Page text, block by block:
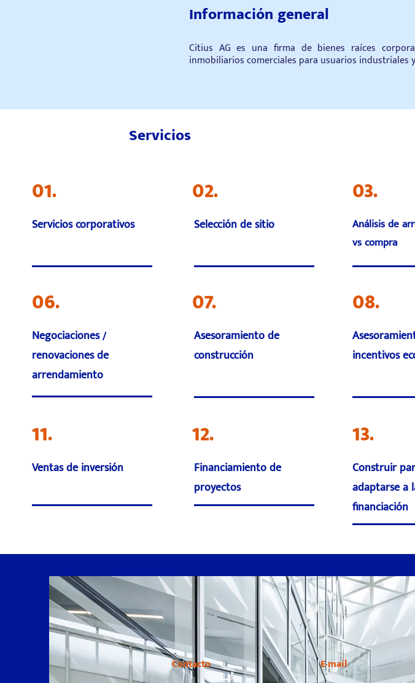
Información general
Citius AG es una firma de bienes raíces
inmobiliarios comerciales para usuarios industriales
Servicios
01.
Servicios corporativos
02.
Selección de sitio
03.
Análisis de
vs compra
06.
Negociaciones /
renovaciones de
arrendamiento
07.
Asesoramiento de
construcción
08.
incentivos
11.
Ventas de inversión
12.
Financiamiento de
proyectos
13.
Construir
adaptarse a
financiación
Contacto E-mail